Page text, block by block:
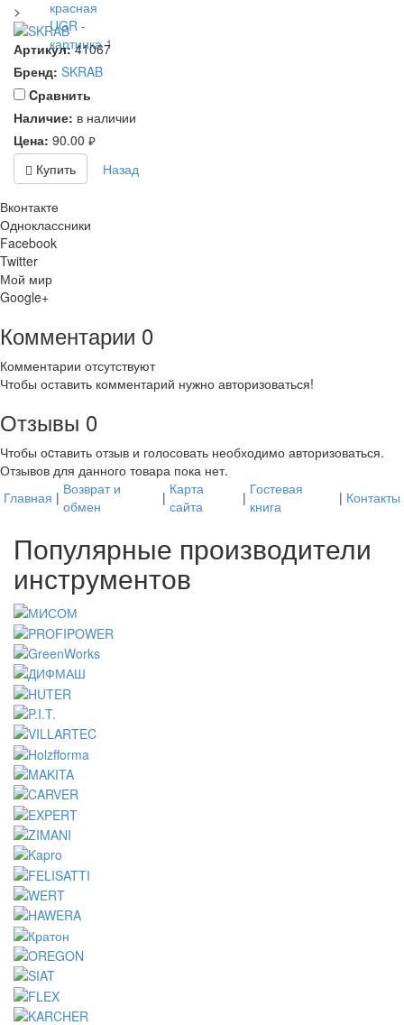
>
Артикул: 41067
Бренд: SKRAB
Cравнить
Наличие: в наличии
Цена: 90.00 руб.
Купить Назад
Вконтакте
Одноклассники
Facebook
Twitter
Мой мир
Google+
Комментарии 0
Комментарии отсутствуют
Чтобы оставить комментарий нужно авторизоваться!
Отзывы 0
Чтобы оcтавить отзыв и голосовать необходимо авторизоваться.
Отзывов для данного товара пока нет.
Главная | Возврат и
обмен
| Карта
сайта
| Гостевая
книга
| Контакты
Популярные производители
инструментов